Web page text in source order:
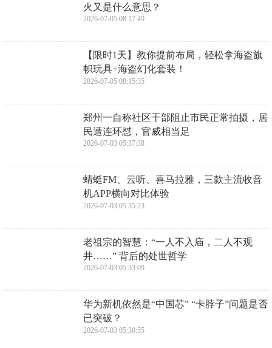
火又是什么意思？
2026-07-05 08:17:49
​【限时1天】教你提前布局，轻松拿海盗旗
帜玩具+海盗幻化套装！
2026-07-05 08:15:35
​郑州一自称社区干部阻止市民正常拍摄，居
民遭连环怼，官威相当足
2026-07-03 05:37:38
​蜻蜓FM、云听、喜马拉雅，三款主流收音
机APP横向对比体验
2026-07-03 05:35:23
老祖宗的智慧：“一人不入庙，二人不观
井……” 背后的处世哲学
2026-07-03 05:33:09
​华为新机依然是“中国芯” “卡脖子”问题是否
已突破？
2026-07-03 05:30:55